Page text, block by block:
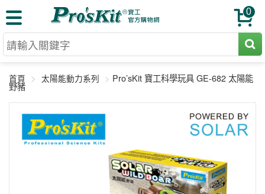
0
壓著鉗
網路壓著鉗
扳手工具
手鉗工具
工具組
電焊烙鐵
周邊配件
烙鐵頭
光纖系列
三用電錶
通訊儀器
A+B 組合
初階款8+
首頁 太陽能動力系列 Pro’sKit 寶工科學玩具 GE-682 太陽能
野豬